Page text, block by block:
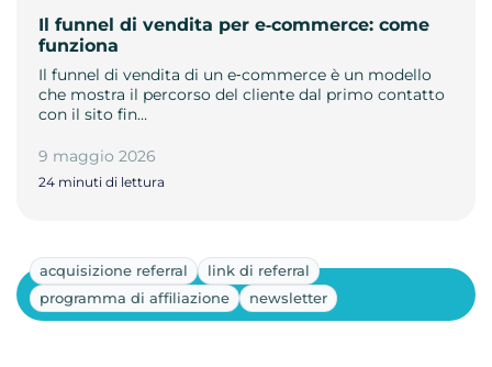
Il funnel di vendita per e‑commerce: come
funziona
Il funnel di vendita di un e‑commerce è un modello
che mostra il percorso del cliente dal primo contatto
con il sito fin…
9 maggio 2026
24 minuti di lettura
acquisizione referral
link di referral
programma di affiliazione
newsletter
Mostra altri